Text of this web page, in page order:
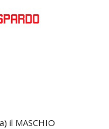
il MASCHIO